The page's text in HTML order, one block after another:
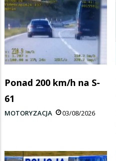
Ponad 200 km/h na S-
61
MOTORYZACJA 03/08/2026